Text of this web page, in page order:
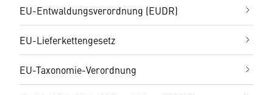
EU-Entwaldungsverordnung (EUDR)
EU-Lieferkettengesetz
EU-Taxonomie-Verordnung